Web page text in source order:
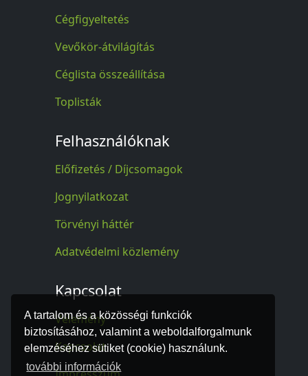
A tartalom és a közösségi funkciók
biztosításához, valamint a weboldalforgalmunk
elemzéséhez sütiket (cookie) használunk.
további információk
Cégfigyeltetés
Vevőkör-átvilágítás
Céglista összeállítása
Toplisták
Felhasználóknak
Előfizetés / Díjcsomagok
Jognyilatkozat
Törvényi háttér
Adatvédelmi közlemény
Kapcsolat
Vélemény
Kapcsolat